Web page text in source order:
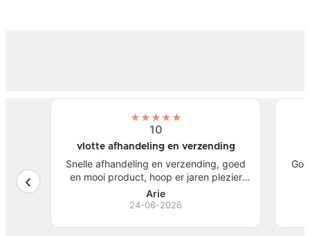
mooi
★★★★★
10
vlotte afhandeling en verzending
Snelle afhandeling en verzending, goed
en mooi product, hoop er jaren plezier
van te hebben.
Arie
24-06-2026